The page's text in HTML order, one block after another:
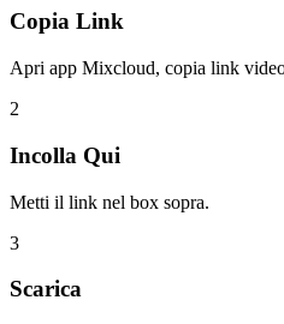
Copia Link
Apri app Mixcloud, copia link
2
Incolla Qui
Metti il link nel box sopra.
3
Scarica